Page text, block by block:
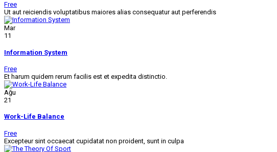
Free
Ut aut reiciendis voluptatibus maiores alias consequatur aut perferendis
Mar
11
Information System
Free
Et harum quidem rerum facilis est et expedita distinctio.
Ağu
21
Work-Life Balance
Free
Excepteur sint occaecat cupidatat non proident, sunt in culpa